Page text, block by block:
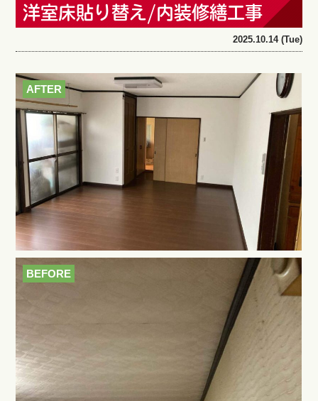
洋室床貼り替え/内装修繕工事
2025.10.14 (Tue)
AFTER
BEFORE